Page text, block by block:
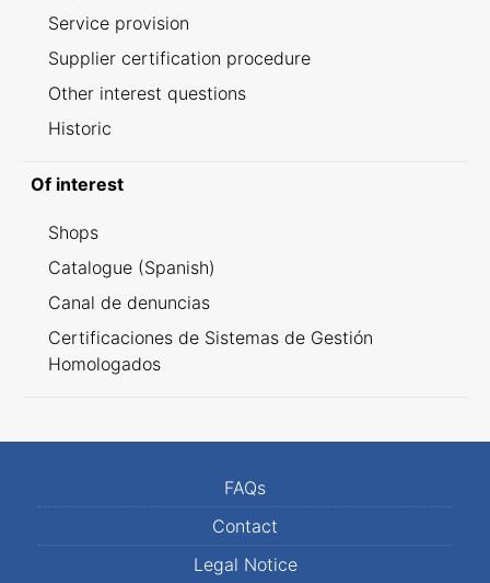
Service provision
Supplier certification procedure
Other interest questions
Historic
Of interest
Shops
Catalogue (Spanish)
Canal de denuncias
Certificaciones de Sistemas de Gestión
Homologados
FAQs
Contact
Legal Notice